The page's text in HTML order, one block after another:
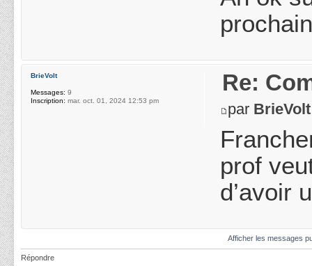
Re:
par BrieVolt
prof
d’avoir
BrieVolt
Messages: 9
Inscription: mar. oct. 01, 2024 12:53 pm
Afficher les messages
Répondre